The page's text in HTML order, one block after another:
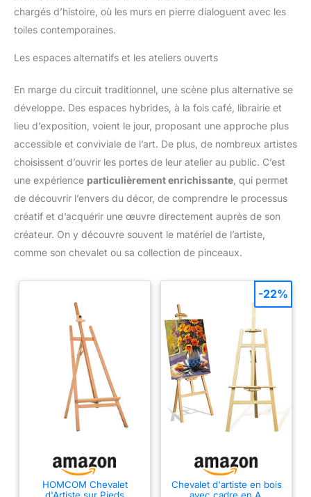
chargés d’histoire, où les murs en pierre dialoguent avec les
toiles contemporaines.
Les espaces alternatifs et les ateliers ouverts
En marge du circuit traditionnel, une scène plus alternative se
développe. Des espaces hybrides, à la fois café, librairie et
lieu d’exposition, voient le jour, proposant une approche plus
accessible et conviviale de l’art. De plus, de nombreux artistes
choisissent d’ouvrir les portes de leur atelier au public. C’est
une expérience particulièrement enrichissante , qui permet
de découvrir l’envers du décor, de comprendre le processus
créatif et d’acquérir une œuvre directement auprès de son
créateur. On y découvre souvent le matériel de l’artiste,
comme son chevalet ou sa collection de pinceaux.
HOMCOM Chevalet
Chevalet d'artiste en bois
-22%